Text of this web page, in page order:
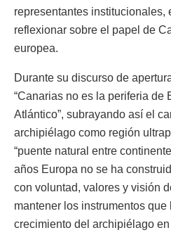
representantes institucionales,
reflexionar sobre el papel de
europea.
Durante su discurso de
“Canarias no es la periferia de
Atlántico”, subrayando así el
archipiélago como región
“puente natural entre
años Europa no se ha
con voluntad, valores y visión
mantener los instrumentos que
crecimiento del archipiélago